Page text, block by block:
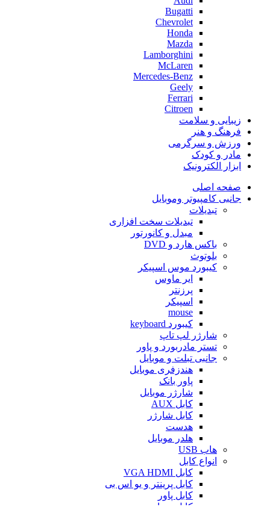
Bugatti
Chevrolet
Honda
Mazda
Lamborghini
McLaren
Mercedes-Benz
Geely
Ferrari
Citroen
زیبایی و سلامت
فرهنگ و هنر
ورزش و سرگرمی
مادر و کودک
ابزار الکترونیک
صفحه اصلی
جانبی کامپیوتر وموبایل
تبدیلات
تبدیلات سخت افزاری
مبدل و کانورتور
باکس هارد و DVD
بلوتوث
کیبورد موس اسپیکر
ایر ماوس
پرزنتر
اسپیکر
mouse
کیبورد keyboard
شارژر لپ تاپ
تستر مادربورد و پاور
جانبی تبلت و موبایل
هندزفری موبایل
پاور بانک
شارژر موبایل
کابل AUX
کابل شارژر
هدست
هلدر موبایل
هاب USB
انواع کابل
کابل VGA HDMI
کابل پرینتر و یو اس بی
کابل پاور
کابل صدا